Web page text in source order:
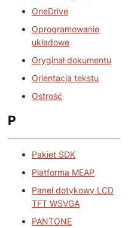
OneDrive
Oprogramowanie
układowe
Oryginał dokumentu
Orientacja tekstu
Ostrość
P
Pakiet SDK
Platforma MEAP
Panel dotykowy LCD
TFT WSVGA
PANTONE